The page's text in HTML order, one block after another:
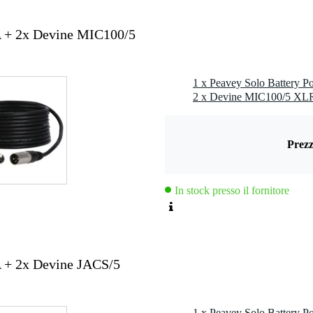
(TS jack)
kg
+ 2x Devine MIC100/5
In stock presso il fornitore
+ 2x Devine JACS/5